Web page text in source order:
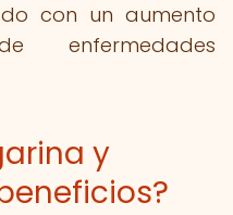
con un aumento
y